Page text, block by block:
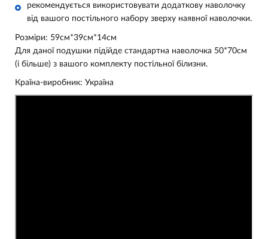
рекомендується використовувати додаткову наволочку
від вашого постільного набору зверху наявної наволочки.
Розміри: 59см*39см*14см
Для даної подушки підійде стандартна наволочка 50*70см
(і більше) з вашого комплекту постільної білизни.
Країна-виробник: Україна